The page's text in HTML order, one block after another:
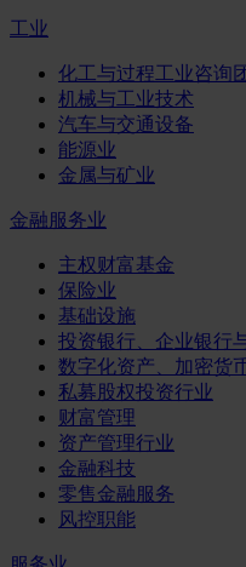
工业
化工与过程工业咨询
机械与工业技术
汽车与交通设备
能源业
金属与矿业
金融服务业
主权财富基金
保险业
基础设施
投资银行、企业银行
数字化资产、加密货
私募股权投资行业
财富管理
资产管理行业
金融科技
零售金融服务
风控职能